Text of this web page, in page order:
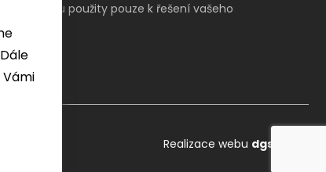
budou použity pouze k řešení vašeho
Realizace webu dgstudio.